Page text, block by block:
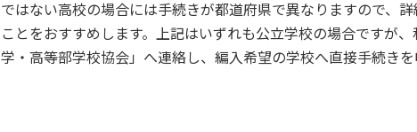
ではない高校の場合には手続きが都道府県で異なりますので、
ことをおすすめします。上記はいずれも公立学校の場合ですが
学・高等部学校協会」へ連絡し、編入希望の学校へ直接手続きを